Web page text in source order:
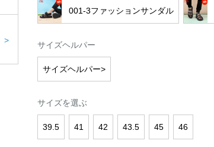
>
001-3ファッションサンダル
サイズヘルパー
サイズヘルパー>
サイズを選ぶ
39.5 41 42 43.5 45 46